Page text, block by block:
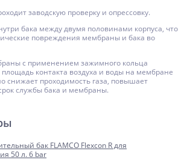
заводскую проверку и опрессовку.
бака между двумя половинами корпуса, что
повреждения мембраны и бака во
с применением зажимного кольца
контакта воздуха и воды на мембране
снижает проходимость газа, повышает
службы бака и мембраны.
бак FLAMCO Flexcon R для
50 л. 6 bar